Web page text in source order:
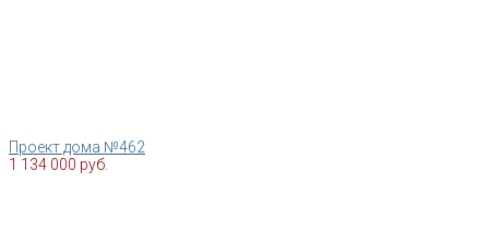
Проект дома №462
1 134 000 руб.